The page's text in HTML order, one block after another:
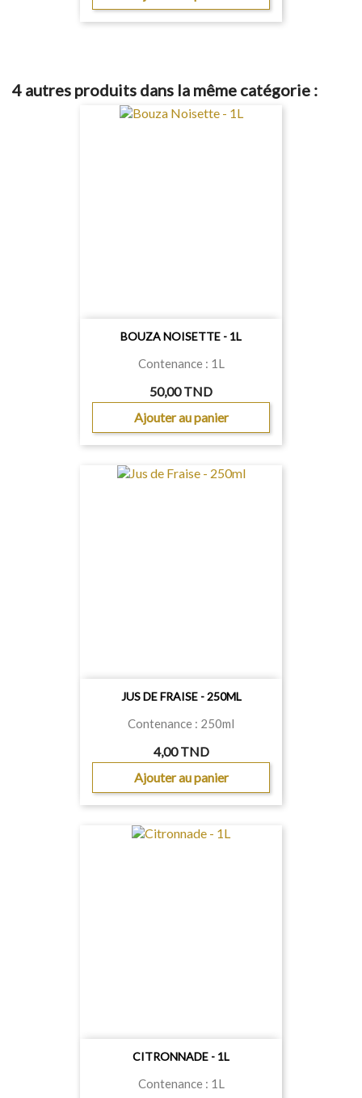
4 autres produits dans la même catégorie :
BOUZA NOISETTE - 1L
Contenance : 1L
50,00 TND
Ajouter au panier
JUS DE FRAISE - 250ML
Contenance : 250ml
4,00 TND
Ajouter au panier
CITRONNADE - 1L
Contenance : 1L